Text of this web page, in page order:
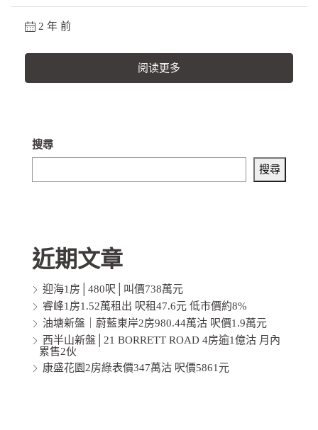
2 年 前
阅读更多
搜尋
搜尋
近期文章
迎海1房│480呎│叫價738萬元
睿峰1房1.52萬租出 呎租47.6元 低市價約8%
油塘新盤｜蔚藍東岸2房980.44萬沽 呎價1.9萬元
西半山新盤│21 BORRETT ROAD 4房逾1億沽 月內
累售2伙
康盛花園2房綠表價347萬沽 呎價5861元